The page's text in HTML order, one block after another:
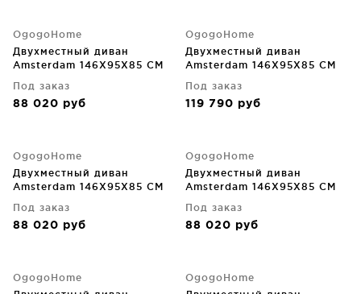
OgogoHome
Двухместный диван
Amsterdam 146X95X85 CM
Под заказ
88 020 руб
OgogoHome
Двухместный диван
Amsterdam 146X95X85 CM
Под заказ
119 790 руб
OgogoHome
Двухместный диван
Amsterdam 146X95X85 CM
Под заказ
88 020 руб
OgogoHome
Двухместный диван
Amsterdam 146X95X85 CM
Под заказ
88 020 руб
OgogoHome
OgogoHome